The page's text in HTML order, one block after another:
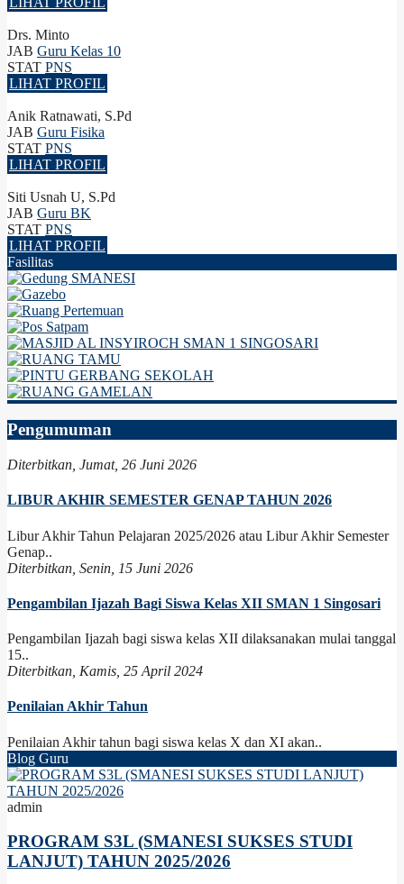
Drs. Minto
JAB Guru Kelas 10
STAT PNS
LIHAT PROFIL
Anik Ratnawati, S.Pd
JAB Guru Fisika
STAT PNS
LIHAT PROFIL
Siti Usnah U, S.Pd
JAB Guru BK
STAT PNS
LIHAT PROFIL
Fasilitas
Pengumuman
Diterbitkan, Jumat, 26 Juni 2026
LIBUR AKHIR SEMESTER GENAP TAHUN 2026
Libur Akhir Tahun Pelajaran 2025/2026 atau Libur Akhir Semester
Genap..
Diterbitkan, Senin, 15 Juni 2026
Pengambilan Ijazah Bagi Siswa Kelas XII SMAN 1 Singosari
Pengambilan Ijazah bagi siswa kelas XII dilaksanakan mulai tanggal
15..
Diterbitkan, Kamis, 25 April 2024
Penilaian Akhir Tahun
Penilaian Akhir tahun bagi siswa kelas X dan XI akan..
Blog Guru
admin
PROGRAM S3L (SMANESI SUKSES STUDI
LANJUT) TAHUN 2025/2026